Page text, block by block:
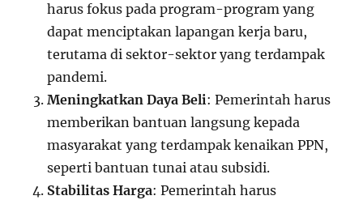
harus fokus pada program-program yang
dapat menciptakan lapangan kerja baru,
terutama di sektor-sektor yang terdampak
pandemi.
Meningkatkan Daya Beli: Pemerintah harus
memberikan bantuan langsung kepada
masyarakat yang terdampak kenaikan PPN,
seperti bantuan tunai atau subsidi.
Stabilitas Harga: Pemerintah harus